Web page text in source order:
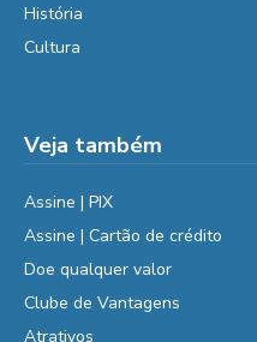
História
Cultura
Veja também
Assine | PIX
Assine | Cartão de crédito
Doe qualquer valor
Clube de Vantagens
Atrativos